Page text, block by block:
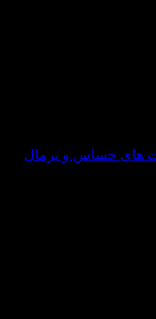
های حساس و نرمال